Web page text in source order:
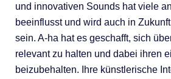
und innovativen Sounds hat viele
beeinflusst und wird auch in
sein. A-ha hat es geschafft, sich
relevant zu halten und dabei ihren
beizubehalten. Ihre künstlerische